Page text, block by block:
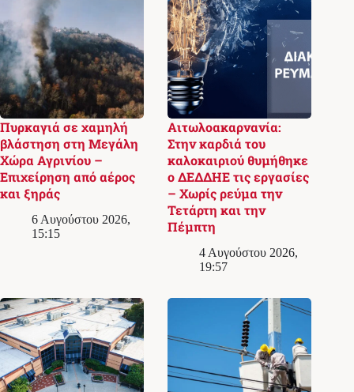
Πυρκαγιά σε χαμηλή
βλάστηση στη Μεγάλη
Χώρα Αγρινίου –
Επιχείρηση από αέρος
και ξηράς
6 Αυγούστου 2026,
15:15
Αιτωλοακαρνανία:
Στην καρδιά του
καλοκαιριού θυμήθηκε
ο ΔΕΔΔΗΕ τις εργασίες
– Χωρίς ρεύμα την
Τετάρτη και την
Πέμπτη
4 Αυγούστου 2026,
19:57